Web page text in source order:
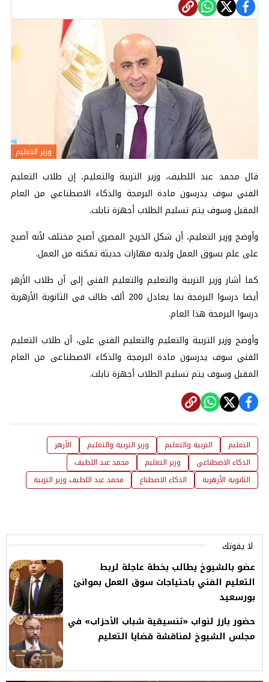
وزير التعليم
قال محمد عبد اللطيف، وزير التربية والتعليم، إن طلاب التعليم
الفني سوف يدرسون مادة البرمجة والذكاء الاصطناعي من العام
المقبل وسوف يتم تسليم الطلاب أجهزة تابلت.
وأوضح وزير التعليم، أن شكل الخريج المصري أصبح مختلف لأنه أصبح
على علم بسوق العمل ولديه مهارات حديثة تمكنه من العمل.
كما أشار وزير التربية والتعليم والتعليم الفني إلى أن طلاب الأزهر
أيضا درسوا البرمجة بما يعادل 200 ألف طالب فى الثانوية الأزهرية
درسوا البرمجة هذا العام.
وأوضح وزير التربية والتعليم والتعليم الفني على، أن طلاب التعليم
الفني سوف يدرسون مادة البرمجة والذكاء الاصطناعى من العام
المقبل وسوف يتم تسليم الطلاب أجهزة تابلت.
التعليم التربية والتعليم وزير التربية والتعليم
الأزهر
الذكاء الاصطناعي
وزير التعليم
محمد عبد اللطيف
الثانوية الأزهرية
الذكاء الاصطناع محمد عبد اللطيف وزير التربية
لا يفوتك
عضو بالشيوخ يطالب بخطة عاجلة لربط
التعليم الفني باحتياجات سوق العمل بموانئ
بورسعيد
حضور بارز لنواب «تنسيقية شباب الأحزاب» في
مجلس الشيوخ لمناقشة قضايا التعليم